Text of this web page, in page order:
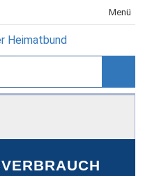
Menü